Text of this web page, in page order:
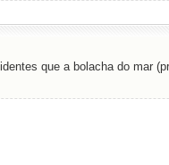
que a bolacha do mar